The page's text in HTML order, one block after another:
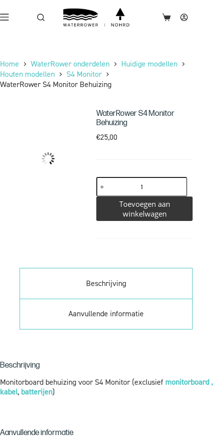
Home WaterRower onderdelen
Huidige modellen
Houten modellen
S4 Monitor
WaterRower S4 Monitor Behuizing
WaterRower S4 Monitor
Behuizing
€25,00
Toevoegen aan
winkelwagen
Beschrijving
Aanvullende informatie
Beschrijving
Monitorboard behuizing voor S4 Monitor (exclusief monitorboard ,
kabel, batterijen)
Aanvullende informatie